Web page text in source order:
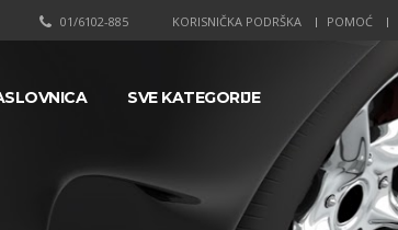
KORISNIČKA PODRŠKA POMOĆ
01/6102-885
SVE KATEGORIJE